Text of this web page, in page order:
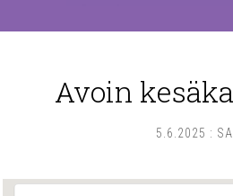
Avoin
5.6.2025 :